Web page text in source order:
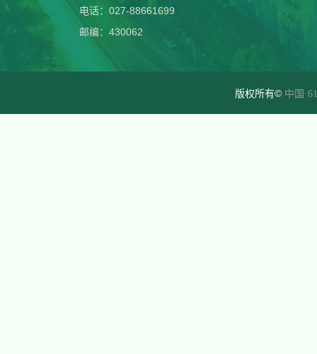
电话：027-88661699
邮编：430062
版权所有© 中国